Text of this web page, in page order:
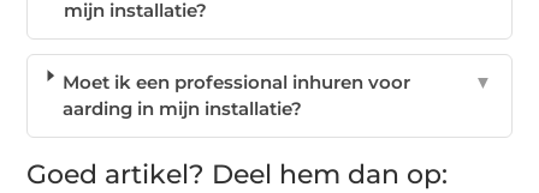
mijn installatie?
Moet ik een professional inhuren voor
aarding in mijn installatie?
▼
Goed artikel? Deel hem dan op: